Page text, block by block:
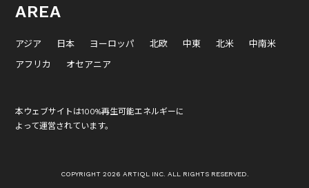
AREA
アジア 日本 ヨーロッパ 北欧 中東 北米
中南米
アフリカ
オセアニア
本ウェブサイトは100%再生可能エネルギーに
よって運営されています。
COPYRIGHT 2026 ARTIQL INC. ALL RIGHTS RESERVED.